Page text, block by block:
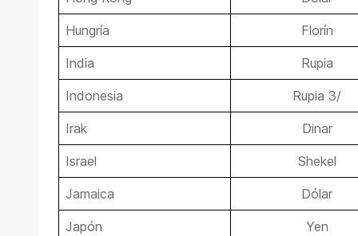
Hungría Florín
India Rupia
Indonesia Rupia 3/
Irak Dinar
Israel Shekel
Jamaica Dólar
Japón Yen